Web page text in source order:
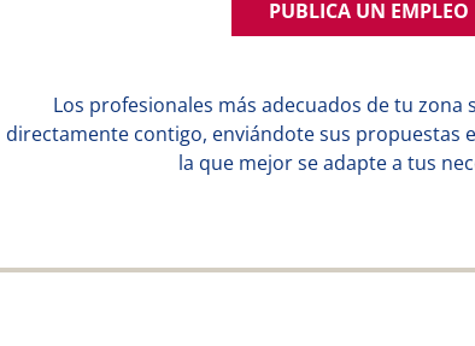
PUBLICA UN EMPLEO
Los profesionales más adecuados de tu
directamente contigo, enviándote sus propuestas
la que mejor se adapte a tus